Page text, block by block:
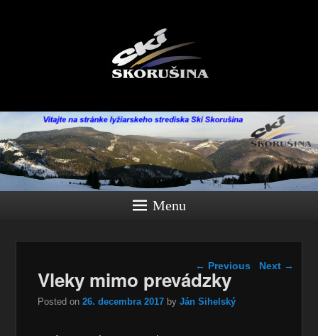
Menu
Post navigation
← Previous Next →
Vleky mimo prevádzky
Posted on26. decembra 2017 byJán Sihelský